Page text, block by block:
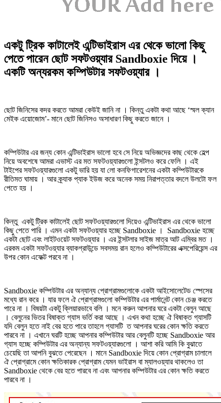
একটু ট্রিক কাটালেই এন্টিভাইরাস এর থেকে ভালো কিছু
পেতে পারেন ছোট সফটওয়্যার Sandboxie দিয়ে ।
একটি অন্যরকম কম্পিউটার সফটওয়্যার ।
ছোট জিনিসের কদর করতে আমরা কেউই জানি না । কিন্তু একটা কথা আছে ‘স্মল ক্যান
মেইক এয়োজোম’- মানে ছোট জিনিসও অসাধারণ কিছু করতে জানে ।
কম্পিউটার এর জন্য কোন এন্টিভাইরাস ভালো হবে সে নিয়ে অভিজ্ঞদের কাছ থেকে হেল্প
নিয়ে অবশেষে আমরা এভাস্ট এর মত সফটওয়্যারগুলো ইন্সটলও করে ফেলি । এই
টাইপের সফটওয়্যারগুলো একটু ভারি হয় যা লো কনফিগারেশনের একটা কম্পিউটারকে
রীতিমত ঘামায় । আর ক্র্যাক প্যাক ইউজ করে অনেক সময় নিরাপত্তার বদলে উলটো ফল
পেতে হয় ।
কিন্তু একটু ট্রিক কাটালেই ছোট সফটওয়্যারগুলো দিয়েও এন্টিভাইরাস এর থেকে ভালো
কিছু পেতে পারি । এমন একটা সফটওয়্যার হচ্ছে Sandboxie । Sandboxie হচ্ছে
একটা ছোট এবং লাইটওয়েট সফটওয়্যার । এর ইন্সটলার সাইজ মাত্র আট এম্বির মত ।
এরকম একটা সফটওয়্যার ব্যাকগ্রাউন্ডে সবসময় রান হলেও কম্পিউটারের এক্সপেরিয়েন্স এর
উপর কোন এফেক্ট পরবে না ।
Sandboxie কম্পিউটার এর অন্যান্য প্রোগ্রামগুলোকে একটা আইসোলেটেড স্পেসের
মধ্যে রান করে । যার ফলে ঐ প্রোগ্রামগুলো কম্পিউটার এর পার্মানেন্ট কোন চেঞ্জ করতে
পারে না । বিষয়টা একটু ক্লিয়ারভাবে বলি । মনে করুন আপনার ঘরে একটা বেলুন আছে
। বেলুনের ভিতর বিষাক্ত গ্যাস ভর্তি করা আছে । এখন কথা হচ্ছে ঐ বিষাক্ত গ্যাসটি
যদি বেলুন হতে নাই বের হতে পারে তাহলে গ্যাসটি ত আপনার ঘরের কোন ক্ষতি করতে
পারবে না । এখানে ঘরটি হচ্ছে আপনার কম্পিউটার আর বেলুনটি হচ্ছে Sandboxie আর
গ্যাস হচ্ছে কম্পিউটার এর অন্যান্য সফটওয়্যারগুলো । আশা করি আমি কি বুঝাতে
চেয়েছি তা আপনি বুঝতে পেরেছেন । মানে Sandboxie দিয়ে কোন প্রোগ্রাম চালালে
ঐ প্রোগ্রামে কোন ক্ষতিকারক প্রোগ্রাম যেমন ভাইরাস বা ম্যালওয়্যার থাকলেও তা
Sandboxie থেকে বের হতে পারবে না এবং আপনার কম্পিউটার এর কোন ক্ষতি করতে
পারবে না ।